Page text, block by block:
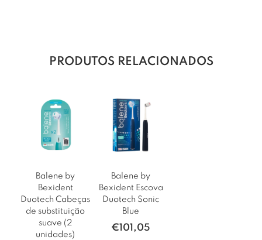
PRODUTOS RELACIONADOS
Balene by
Bexident
Duotech Cabeças
de substituição
suave (2
unidades)
Balene by
Bexident Escova
Duotech Sonic
Blue
€101,05